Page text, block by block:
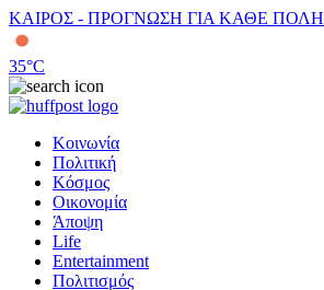
ΚΑΙΡΟΣ - ΠΡΟΓΝΩΣΗ ΓΙΑ ΚΑΘΕ ΠΟΛΗ
35°C
Κοινωνία
Πολιτική
Κόσμος
Οικονομία
Άποψη
Life
Entertainment
Πολιτισμός